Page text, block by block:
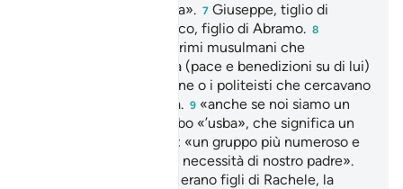
conoscenza di qualcosa». 7 Giuseppe, tiglio di
Giacobbe, figlio di Isacco, figlio di Abramo. 8
Potrebbe trattarsi dei primi musulmani che
interrogavano il Profeta (pace e benedizioni su di lui)
per istruirsi sulla religione o i politeisti che cercavano
di metterlo in difficoltà. 9 «anche se noi siamo un
gruppo capace»: in arabo «’usba», che significa un
numero tra e Il senso è: «un gruppo più numeroso e
capace di soddisfare le necessità di nostro padre».
Giuseppe e Beniamino erano figli di Rachele, la